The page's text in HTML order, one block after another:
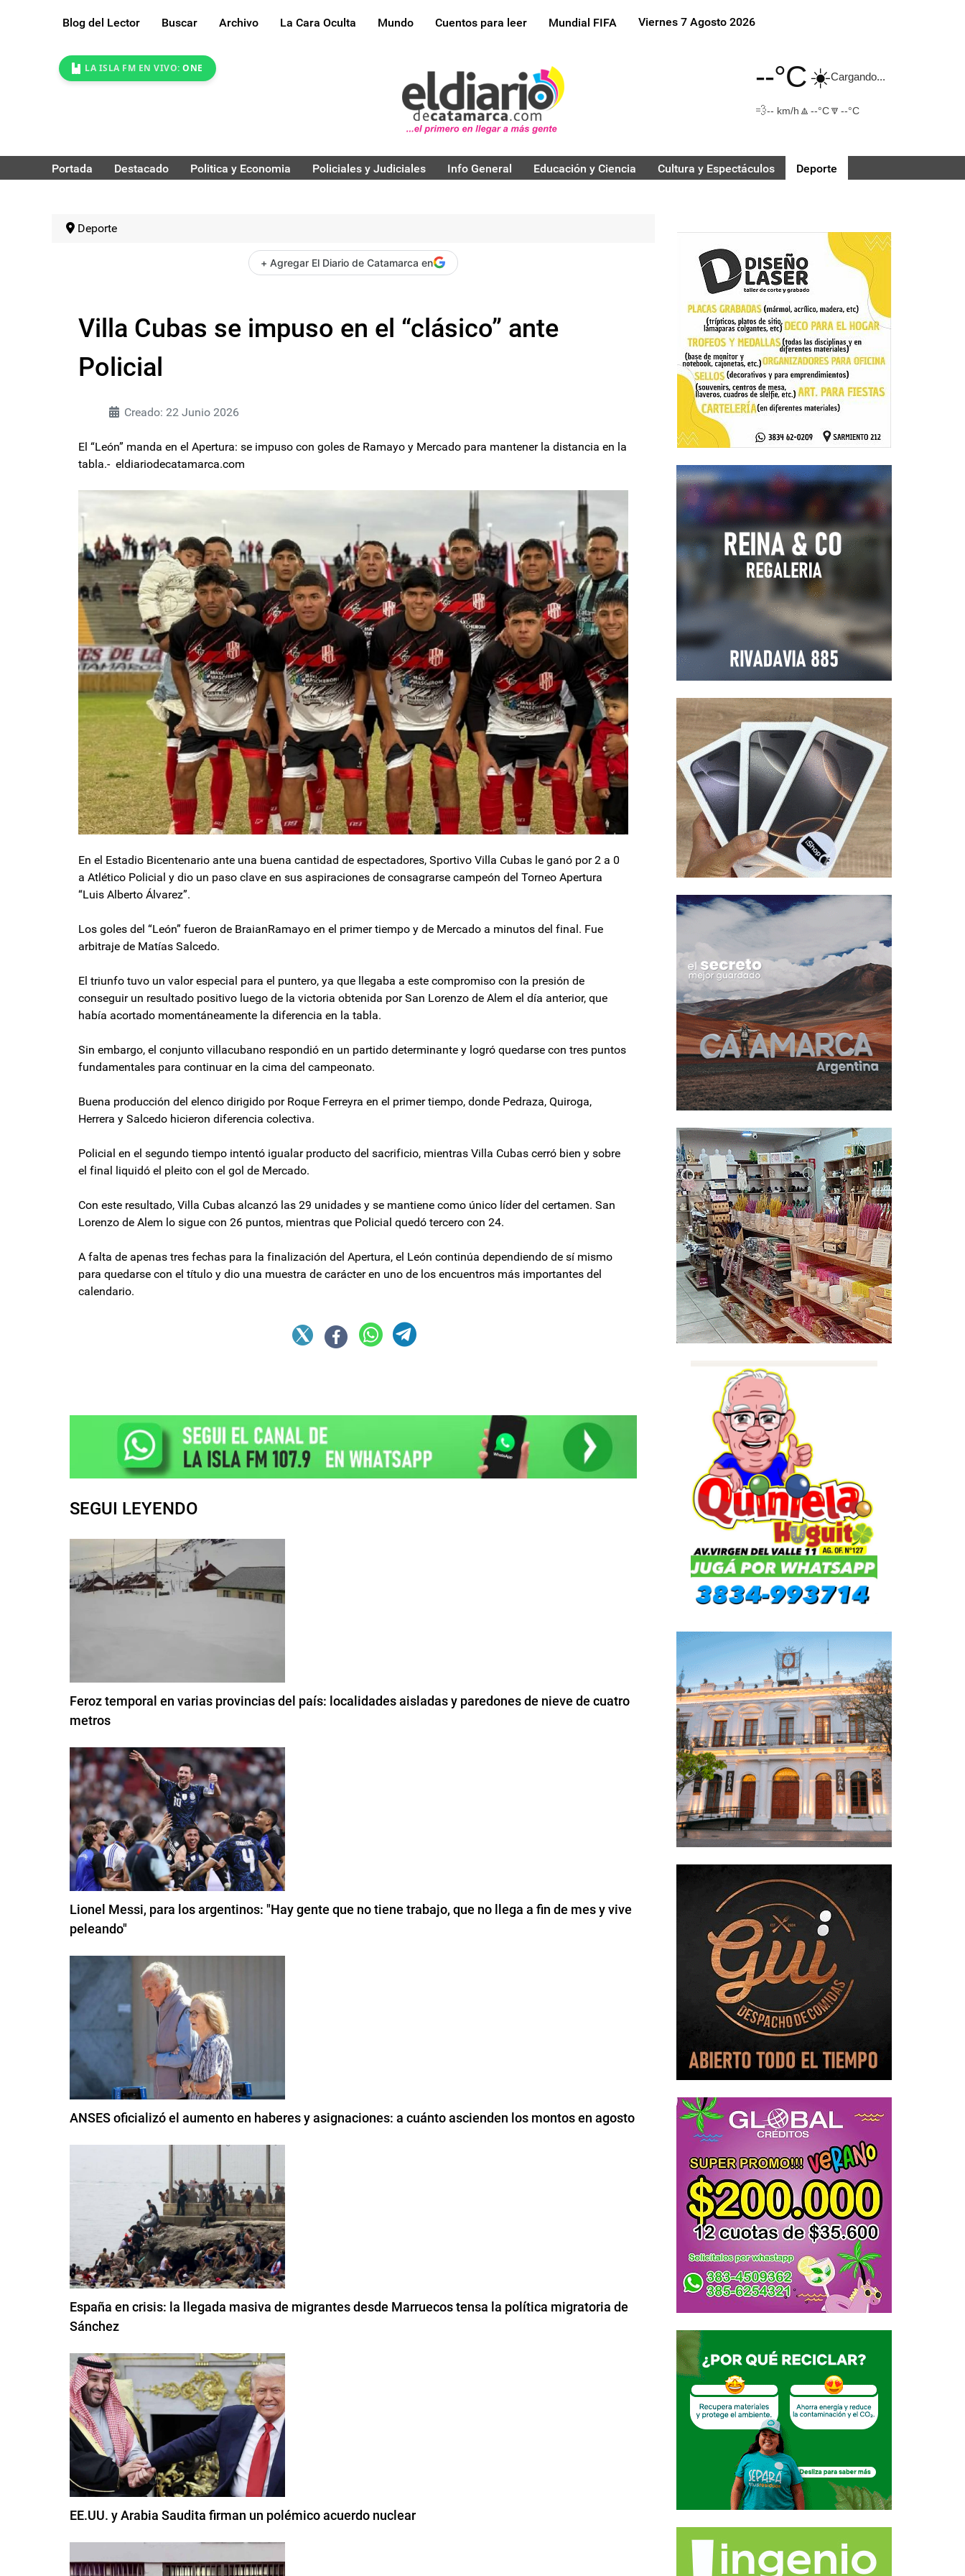
Blog del Lector Buscar Archivo La Cara Oculta Mundo Cuentos para leer Mundial FIFA Viernes 7 Agosto 2026
LA ISLA FM EN VIVO: ONE --°C☀️Cargando...
💨-- km/h 🔼 --°C🔽 --°C
Portada Destacado Politica y Economia Policiales y Judiciales Info General Educación y Ciencia Cultura y Espectáculos Deporte
Deporte
+ Agregar El Diario de Catamarca en
Villa Cubas se impuso en el “clásico” ante
Policial
Creado: 22 Junio 2026
El “León” manda en el Apertura: se impuso con goles de Ramayo y Mercado para mantener la distancia en la
tabla.- eldiariodecatamarca.com
En el Estadio Bicentenario ante una buena cantidad de espectadores, Sportivo Villa Cubas le ganó por 2 a 0
a Atlético Policial y dio un paso clave en sus aspiraciones de consagrarse campeón del Torneo Apertura
“Luis Alberto Álvarez”.
Los goles del “León” fueron de BraianRamayo en el primer tiempo y de Mercado a minutos del final. Fue
arbitraje de Matías Salcedo.
El triunfo tuvo un valor especial para el puntero, ya que llegaba a este compromiso con la presión de
conseguir un resultado positivo luego de la victoria obtenida por San Lorenzo de Alem el día anterior, que
había acortado momentáneamente la diferencia en la tabla.
Sin embargo, el conjunto villacubano respondió en un partido determinante y logró quedarse con tres puntos
fundamentales para continuar en la cima del campeonato.
Buena producción del elenco dirigido por Roque Ferreyra en el primer tiempo, donde Pedraza, Quiroga,
Herrera y Salcedo hicieron diferencia colectiva.
Policial en el segundo tiempo intentó igualar producto del sacrificio, mientras Villa Cubas cerró bien y sobre
el final liquidó el pleito con el gol de Mercado.
Con este resultado, Villa Cubas alcanzó las 29 unidades y se mantiene como único líder del certamen. San
Lorenzo de Alem lo sigue con 26 puntos, mientras que Policial quedó tercero con 24.
A falta de apenas tres fechas para la finalización del Apertura, el León continúa dependiendo de sí mismo
para quedarse con el título y dio una muestra de carácter en uno de los encuentros más importantes del
calendario.
SEGUI LEYENDO
Feroz temporal en varias provincias del país: localidades aisladas y paredones de nieve de cuatro
metros
Lionel Messi, para los argentinos: "Hay gente que no tiene trabajo, que no llega a fin de mes y vive
peleando"
ANSES oficializó el aumento en haberes y asignaciones: a cuánto ascienden los montos en agosto
España en crisis: la llegada masiva de migrantes desde Marruecos tensa la política migratoria de
Sánchez
EE.UU. y Arabia Saudita firman un polémico acuerdo nuclear